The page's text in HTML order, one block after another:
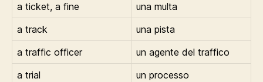
a ticket, a fine
una multa
a track
una pista
a traffic officer
un agente del traffico
a trial
un processo